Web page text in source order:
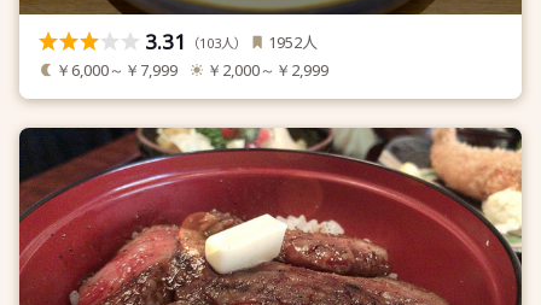
3.31 （103人） 1952人
￥6,000～￥7,999 ￥2,000～￥2,999